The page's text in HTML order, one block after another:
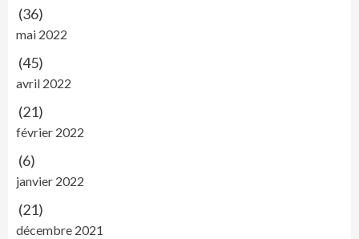
(36)
mai 2022
(45)
avril 2022
(21)
février 2022
(6)
janvier 2022
(21)
décembre 2021